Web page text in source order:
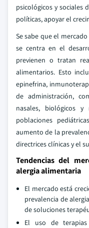
psicológicos y sociales
políticas, apoyar el
Se sabe que el
se centra en el
previenen o tratan
alimentarios. Esto
epinefrina,
de administración,
nasales, biológicos
poblaciones
aumento de la
directrices clínicas y el
Tendencias del
alergia alimentaria
El mercado está
prevalencia de
de soluciones
El uso de